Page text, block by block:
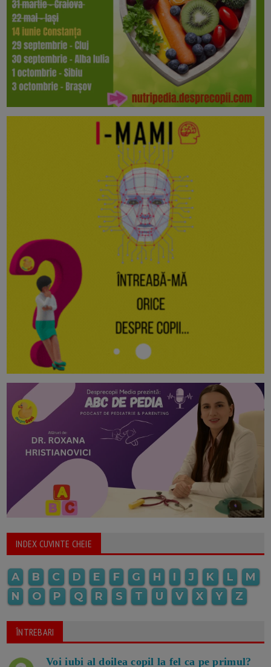
INDEX CUVINTE CHEIE
A B C D E F G H I J K L
M
N
O P Q R S T U V X Y Z
ÎNTREBARI
Voi iubi al doilea copil la fel ca pe primul?